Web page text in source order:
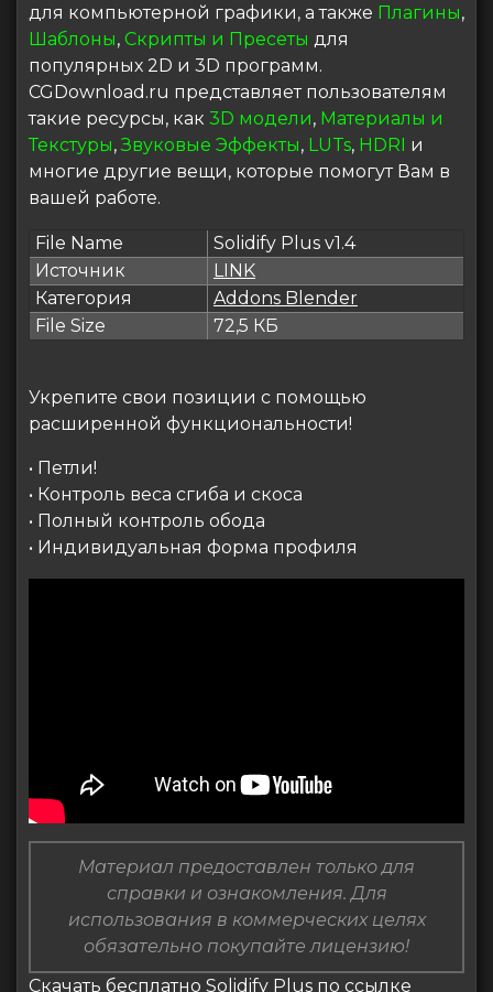
для компьютерной графики, а также Плагины,
Шаблоны, Скрипты и Пресеты для
популярных 2D и 3D программ.
CGDownload.ru представляет пользователям
такие ресурсы, как 3D модели, Материалы и
Текстуры,Звуковые Эффекты, LUTs, HDRI и
многие другие вещи, которые помогут Вам в
вашей работе.
File Name
Solidify Plus v1.4
Источник
LINK
Категория
Addons Blender
File Size
72,5 КБ
Укрепите свои позиции с помощью
расширенной функциональности!
• Петли!
• Контроль веса сгиба и скоса
• Полный контроль обода
• Индивидуальная форма профиля
Материал предоставлен только для
справки и ознакомления. Для
использования в коммерческих целях
обязательно покупайте лицензию!
Скачать бесплатно Solidify Plus по ссылке